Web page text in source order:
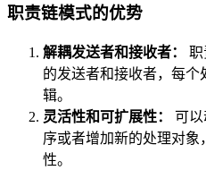
职责链模式的优势
解耦发送者和接收者：
职
的发送者和接收者，每个
辑。
灵活性和可扩展性：
可
序或者增加新的处理对
性。